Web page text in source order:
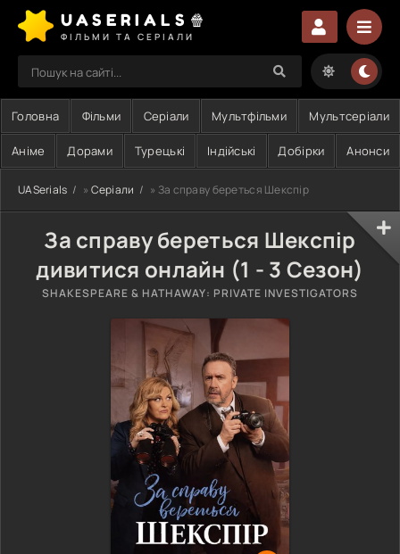
UASERIALS🍿
ФІЛЬМИ ТА СЕРІАЛИ
Головна Фільми Серіали Мультфільми Мультсеріали
Аніме Дорами Турецькі Індійські Добірки Анонси
UASerials » Серіали » За справу береться Шекспір
За справу береться Шекспір
дивитися онлайн (1 - 3 Сезон)
SHAKESPEARE & HATHAWAY: PRIVATE INVESTIGATORS